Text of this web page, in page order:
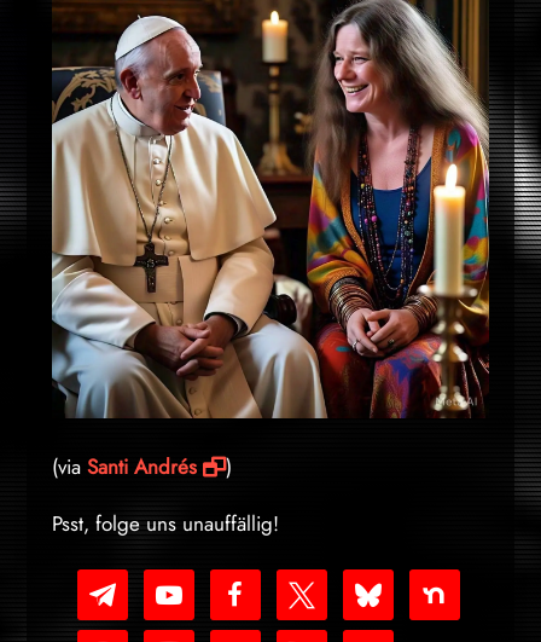
(via Santi Andrés
)
Psst, folge uns unauffällig!
telegram
youtube-
play
facebook bluesky nextdoor